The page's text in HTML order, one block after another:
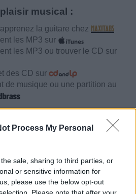
Process My Personal
sale, sharing to third parties, or
or sensitive information for
please use the below opt-out
Please note that after your
musical :
la guitare chez
les MP3 sur
les MP3 ou trouver le CD sur
des CD sur
de musique ou une partition au
⇑
Chansons